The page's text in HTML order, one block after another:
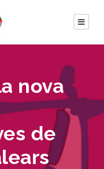
nova
de